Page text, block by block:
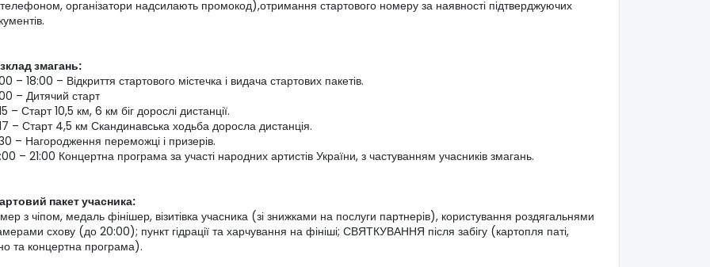
організатори надсилають промокод),отримання стартового номеру за наявності підтверджуючих
змагань:
– 18:00 – Відкриття стартового містечка і видача стартових пакетів.
– Дитячий старт
– Старт 10,5 км, 6 км біг дорослі дистанції.
– Старт 4,5 км Скандинавська ходьба доросла дистанція.
– Нагородження переможці і призерів.
– 21:00 Концертна програма за участі народних артистів України, з частуванням учасників змагань.
пакет учасника:
з чіпом, медаль фінішер, візитівка учасника (зі знижками на послуги партнерів), користування роздягальнями
схову (до 20:00); пункт гідрації та харчування на фініші; СВЯТКУВАННЯ після забігу (картопля паті,
та концертна програма).